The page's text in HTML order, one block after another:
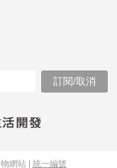
網站 | 統一編號